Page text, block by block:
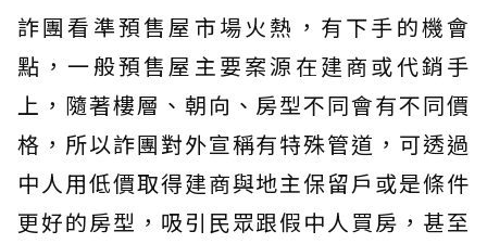
詐團看準預售屋市場火熱，有下手的機會
點，一般預售屋主要案源在建商或代銷手
上，隨著樓層、朝向、房型不同會有不同價
格，所以詐團對外宣稱有特殊管道，可透過
中人用低價取得建商與地主保留戶或是條件
更好的房型，吸引民眾跟假中人買房，甚至